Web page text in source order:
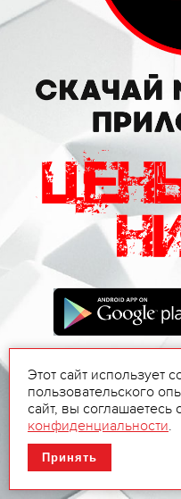
Этот сайт использует
пользовательского
сайт, вы соглашаетесь
конфиденциальности.
Принять